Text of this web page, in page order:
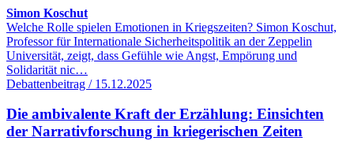
Simon Koschut
Welche Rolle spielen Emotionen in Kriegszeiten? Simon Koschut,
Professor für Internationale Sicherheitspolitik an der Zeppelin
Universität, zeigt, dass Gefühle wie Angst, Empörung und
Solidarität nic…
Debattenbeitrag / 15.12.2025
Die ambivalente Kraft der Erzählung: Einsichten
der Narrativforschung in kriegerischen Zeiten